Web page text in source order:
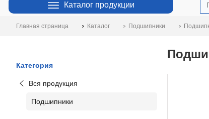
Каталог продукции
Главная страница Каталог Подшипники
Категория
Вся продукция
Подшипники